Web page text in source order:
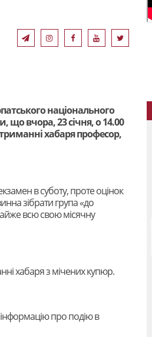
національного
що вчора, 23 січня, о 14.00
хабаря професор,
в суботу, проте оцінок
зібрати група «до
всю свою місячну
хабаря з мічених купюр.
про подію в